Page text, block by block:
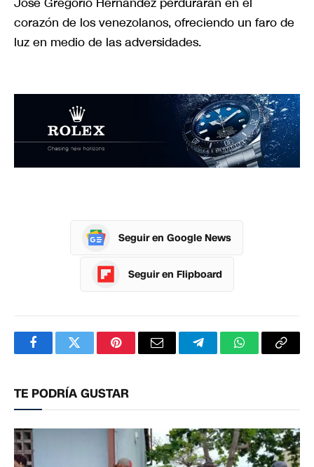
corazón de los venezolanos, ofreciendo un faro de
luz en medio de las adversidades.
Seguir en Google News
Seguir en Flipboard
FacebookTwitterPinterestCorreoTelegramWhatsApp
TE PODRÍA GUSTAR